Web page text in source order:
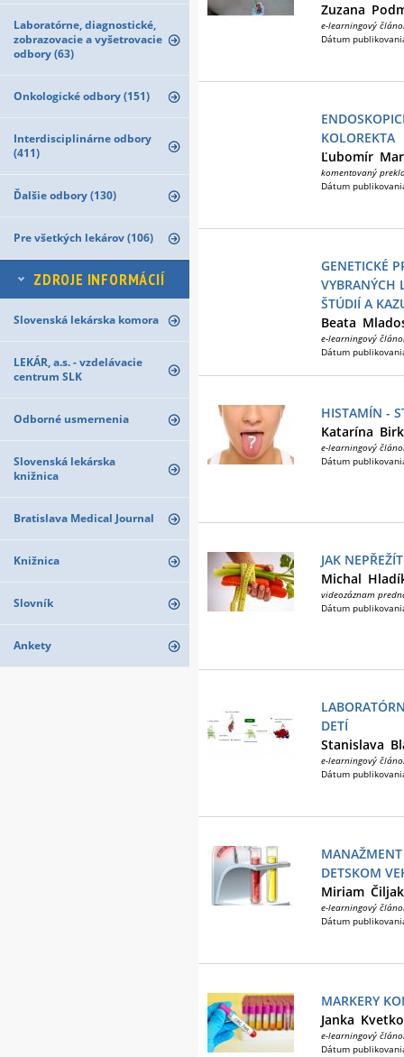
Laboratórne, diagnostické,
zobrazovacie a vyšetrovacie
odbory (63)
Onkologické odbory (151)
Interdisciplinárne odbory
(411)
Ďalšie odbory (130)
Pre všetkých lekárov (106)
ZDROJE INFORMÁCIÍ
Slovenská lekárska komora
LEKÁR, a.s. - vzdelávacie
centrum SLK
Odborné usmernenia
Slovenská lekárska
knižnica
Bratislava Medical Journal
Knižnica
Slovník
Ankety
Zuzana
e-learningový
Dátum
KOLOREKTA
Ľubomír
komentovaný
Dátum
GENETICKÉ
VYBRANÝCH
ŠTÚDIÍ A
Beata
e-learningový
Dátum
HISTAMÍN -
Katarína
e-learningový
Dátum
JAK
Michal
videozáznam
Dátum
DETÍ
Stanislava
e-learningový
Dátum
MANAŽMENT
DETSKOM
Miriam
e-learningový
Dátum
MARKERY
Janka
e-learningový
Dátum